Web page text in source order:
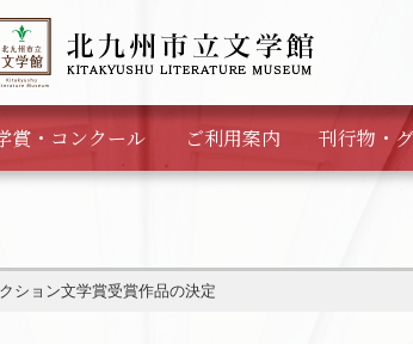
賞・ コンクール ご利用案内 刊行物・
ション文学賞受賞作品の決定